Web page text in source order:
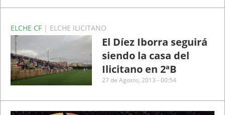
ELCHE CF | ELCHE ILICITANO
El Díez Iborra seguirá
siendo la casa del
Ilicitano en 2ªB
27 de Agosto, 2013 - 00:54